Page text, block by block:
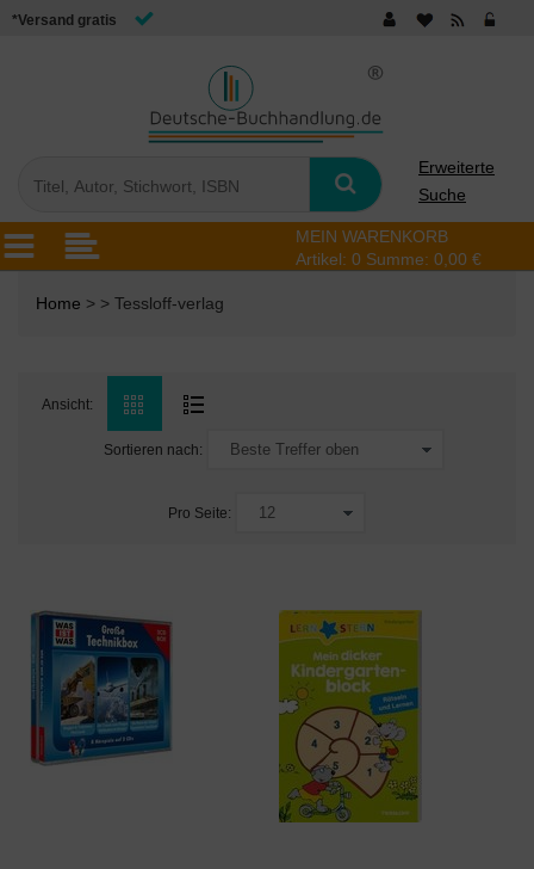
*Versand gratis
Erweiterte
Suche
MEIN WARENKORB
Artikel: 0 Summe: 0,00 €
Home > > Tessloff-verlag
Ansicht:
Sortieren nach:
Pro Seite: